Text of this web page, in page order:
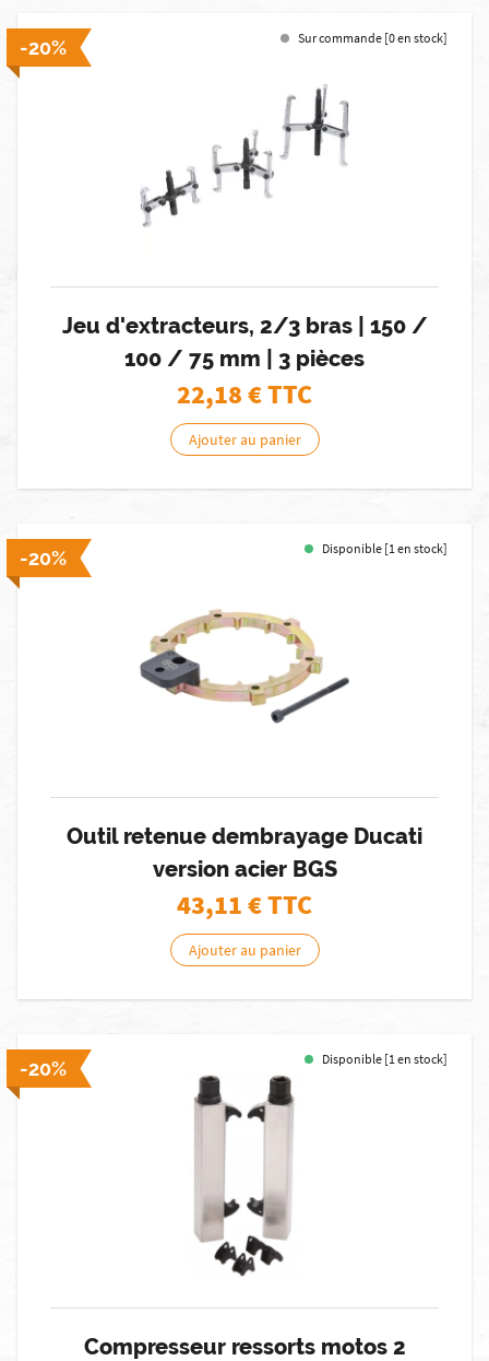
-20% Sur commande [0 en stock]
Jeu d'extracteurs, 2/3 bras | 150 /
100 / 75 mm | 3 pièces
22,18€ TTC
Ajouter au panier
-20% Disponible [1 en stock]
Outil retenue dembrayage Ducati
version acier BGS
43,11€ TTC
Ajouter au panier
-20% Disponible [1 en stock]
Compresseur ressorts motos 2